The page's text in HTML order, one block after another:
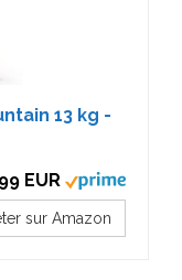
13 kg -
EUR
sur Amazon